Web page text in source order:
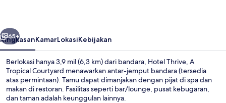
Berikutnya
65+
RingkasanKamarLokasiKebijakan
Berlokasi hanya 3,9 mil (6,3 km) dari bandara, Hotel Thrive, A
Tropical Courtyard menawarkan antar-jemput bandara (tersedia
atas permintaan). Tamu dapat dimanjakan dengan pijat di spa dan
makan di restoran. Fasilitas seperti bar/lounge, pusat kebugaran,
dan taman adalah keunggulan lainnya.